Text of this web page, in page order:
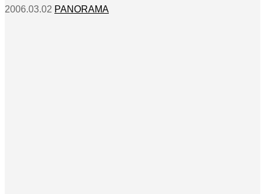
2006.03.02 PANORAMA